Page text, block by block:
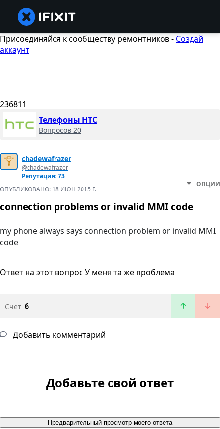
Присоединяйся к сообществу ремонтников - Создай
аккаунт
236811
Телефоны HTC
Вопросов 20
chadewafrazer
@chadewafrazer
Репутация: 73
ОПУБЛИКОВАНО: 18 ИЮН 2015 Г.
ОПЦИИ
connection problems or invalid MMI code
my phone always says connection problem or invalid MMI
code
Ответ на этот вопрос У меня та же проблема
Счет 6
Добавить комментарий
Добавьте свой ответ
Предварительный просмотр моего ответа